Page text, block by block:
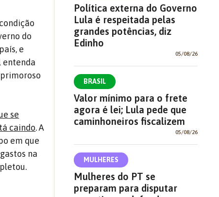
do
e
entenda
se
caindo. A
em que
na
Política externa do Governo
Lula é respeitada pelas
grandes potências, diz
Edinho
05/08/26
BRASIL
Valor mínimo para o frete
agora é lei; Lula pede que
caminhoneiros fiscalizem
05/08/26
MULHERES
Mulheres do PT se
preparam para disputar